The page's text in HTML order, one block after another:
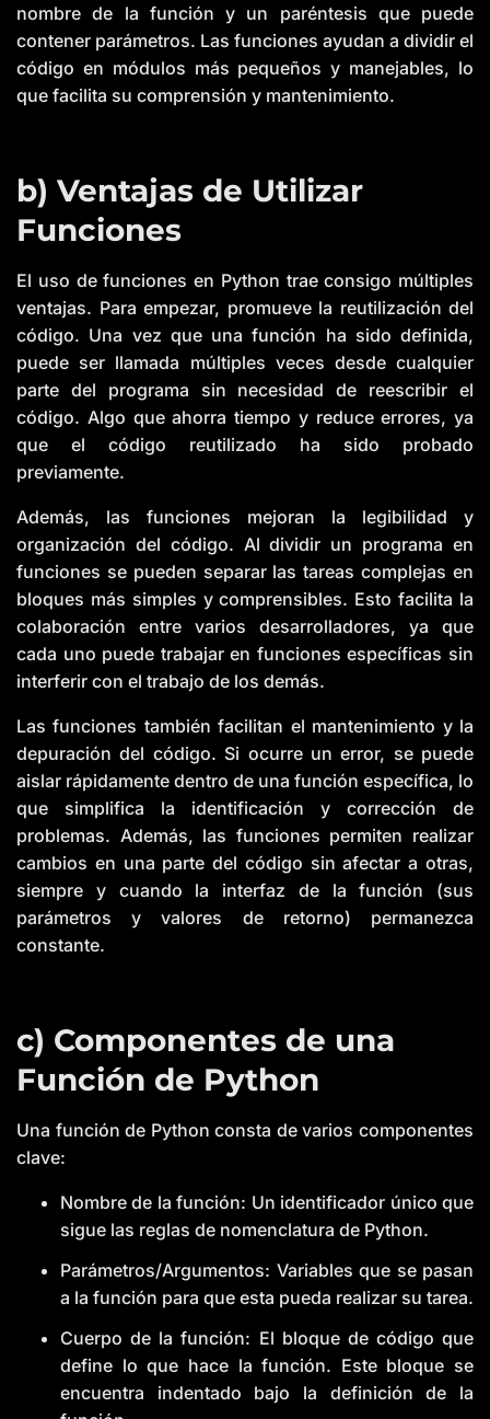
nombre de la función y un paréntesis que puede
contener parámetros. Las funciones ayudan a dividir el
código en módulos más pequeños y manejables, lo
que facilita su comprensión y mantenimiento.
b) Ventajas de Utilizar
Funciones
El uso de funciones en Python trae consigo múltiples
ventajas. Para empezar, promueve la reutilización del
código. Una vez que una función ha sido definida,
puede ser llamada múltiples veces desde cualquier
parte del programa sin necesidad de reescribir el
código. Algo que ahorra tiempo y reduce errores, ya
que el código reutilizado ha sido probado
previamente.
Además, las funciones mejoran la legibilidad y
organización del código. Al dividir un programa en
funciones se pueden separar las tareas complejas en
bloques más simples y comprensibles. Esto facilita la
colaboración entre varios desarrolladores, ya que
cada uno puede trabajar en funciones específicas sin
interferir con el trabajo de los demás.
Las funciones también facilitan el mantenimiento y la
depuración del código. Si ocurre un error, se puede
aislar rápidamente dentro de una función específica, lo
que simplifica la identificación y corrección de
problemas. Además, las funciones permiten realizar
cambios en una parte del código sin afectar a otras,
siempre y cuando la interfaz de la función (sus
parámetros y valores de retorno) permanezca
constante.
c) Componentes de una
Función de Python
Una función de Python consta de varios componentes
clave:
Nombre de la función: Un identificador único que
sigue las reglas de nomenclatura de Python.
Parámetros/Argumentos: Variables que se pasan
a la función para que esta pueda realizar su tarea.
Cuerpo de la función: El bloque de código que
define lo que hace la función. Este bloque se
encuentra indentado bajo la definición de la